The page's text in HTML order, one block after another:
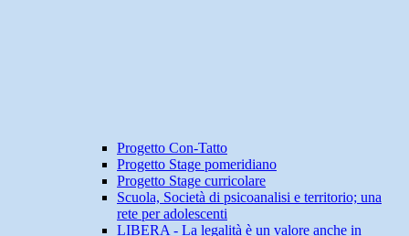
Progetto Con-Tatto
Progetto Stage pomeridiano
Progetto Stage curricolare
Scuola, Società di psicoanalisi e territorio; una
rete per adolescenti
LIBERA - La legalità è un valore anche in